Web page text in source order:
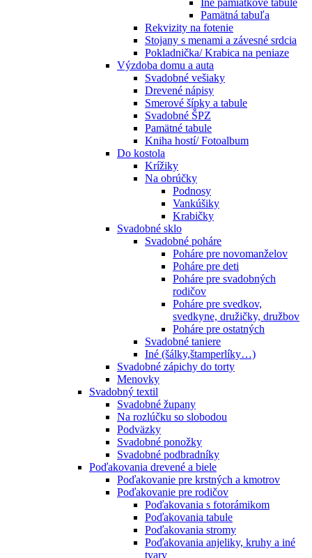
Iné pamiatkové tabule
Pamätná tabuľa
Rekvizity na fotenie
Stojany s menami a závesné srdcia
Pokladnička/ Krabica na peniaze
Výzdoba domu a auta
Svadobné vešiaky
Drevené nápisy
Smerové šípky a tabule
Svadobné ŠPZ
Pamätné tabule
Kniha hostí/ Fotoalbum
Do kostola
Krížiky
Na obrúčky
Podnosy
Vankúšiky
Krabičky
Svadobné sklo
Svadobné poháre
Poháre pre novomanželov
Poháre pre deti
Poháre pre svadobných
rodičov
Poháre pre svedkov,
svedkyne, družičky, družbov
Poháre pre ostatných
Svadobné taniere
Iné (šálky,štamperlíky…)
Svadobné zápichy do torty
Menovky
Svadobný textil
Svadobné župany
Na rozlúčku so slobodou
Podväzky
Svadobné ponožky
Svadobné podbradníky
Poďakovania drevené a biele
Poďakovanie pre krstných a kmotrov
Poďakovanie pre rodičov
Poďakovania s fotorámikom
Poďakovania tabule
Poďakovania stromy
Poďakovania anjeliky, kruhy a iné
tvary